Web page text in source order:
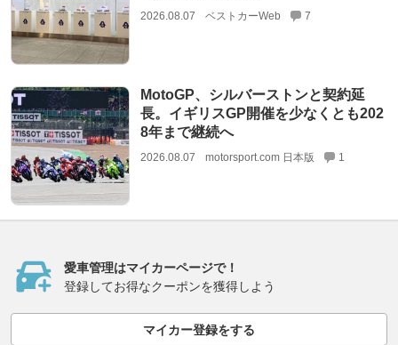
2026.08.07 ベストカーWeb 7
MotoGP、シルバーストンと契約延
長。イギリスGP開催を少なくとも202
8年まで継続へ
2026.08.07 motorsport.com 日本版 1
愛車管理はマイカーページで！
登録してお得なクーポンを獲得しよう
マイカー登録をする